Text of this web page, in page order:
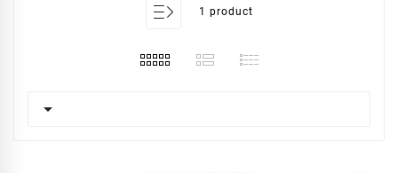
1 product
